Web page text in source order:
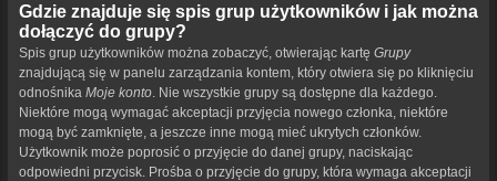
Gdzie znajduje się spis grup użytkowników i jak można
dołączyć do grupy?
Spis grup użytkowników można zobaczyć, otwierając kartę Grupy
znajdującą się w panelu zarządzania kontem, który otwiera się po kliknięciu
odnośnika Moje konto . Nie wszystkie grupy są dostępne dla każdego.
Niektóre mogą wymagać akceptacji przyjęcia nowego członka, niektóre
mogą być zamknięte, a jeszcze inne mogą mieć ukrytych członków.
Użytkownik może poprosić o przyjęcie do danej grupy, naciskając
odpowiedni przycisk. Prośba o przyjęcie do grupy, która wymaga akceptacji